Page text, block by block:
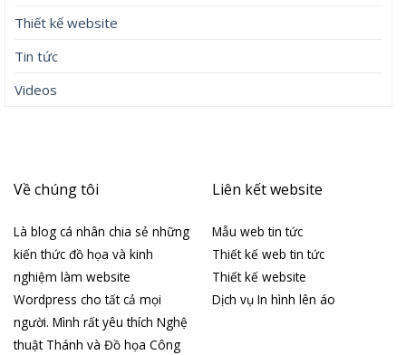
Thiết kế website
Tin tức
Videos
Về chúng tôi
Là blog cá nhân chia sẻ những
kiến thức đồ họa và kinh
nghiệm làm website
Wordpress cho tất cả mọi
người. Mình rất yêu thích Nghệ
thuật Thánh và Đồ họa Công
Liên kết website
Mẫu web tin tức
Thiết kế web tin tức
Thiết kế website
Dịch vụ In hình lên áo